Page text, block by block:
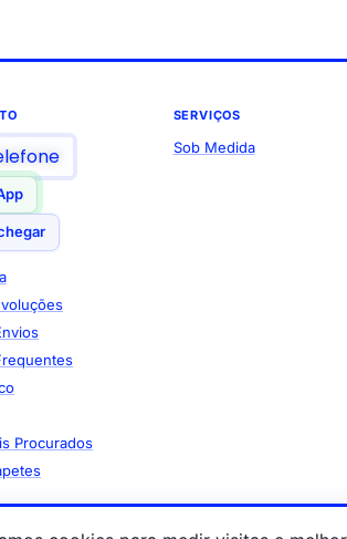
Procurados
SERVIÇOS
Sob Medida